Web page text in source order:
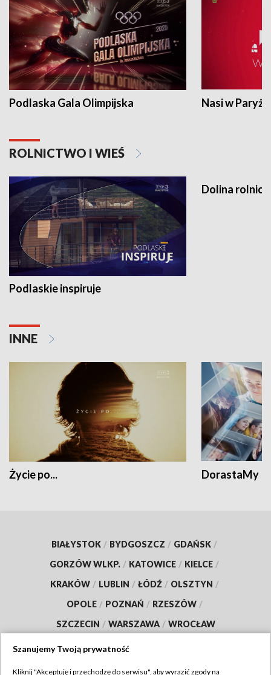
Podlaska Gala Olimpijska Nasi w Paryżu
ROLNICTWO I WIEŚ
Podlaskie inspiruje
INNE
Życie po... DorastaMy
BIAŁYSTOK / BYDGOSZCZ / GDAŃSK /
GORZÓW WLKP. / KATOWICE / KIELCE /
KRAKÓW / LUBLIN / ŁÓDŹ / OLSZTYN /
OPOLE / POZNAŃ / RZESZÓW /
SZCZECIN / WARSZAWA / WROCŁAW
Szanujemy Twoją prywatność
Kliknij "Akceptuję i przechodzę do serwisu", aby wyrazić zgody na